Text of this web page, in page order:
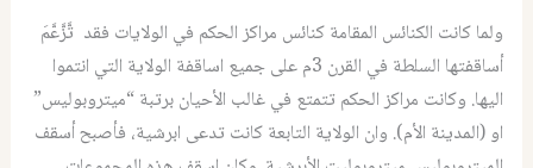
ولما كانت الكنائس المقامة كنائس مراكز الحكم في الولايات فقد تَّزَّعَّمَ
أساقفتها السلطة في القرن 3م على جميع اساقفة الولاية التي انتموا
اليها. وكانت مراكز الحكم تتمتع في غالب الأحيان برتبة “ميتروبوليس”
او (المدينة الأم). وان الولاية التابعة كانت تدعى ابرشية، فأصبح أسقف